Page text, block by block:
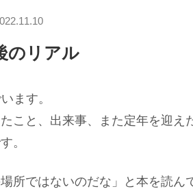
のリアル
ます。
こと、出来事、また定年を迎え
。
所ではないのだな」と本を読ん